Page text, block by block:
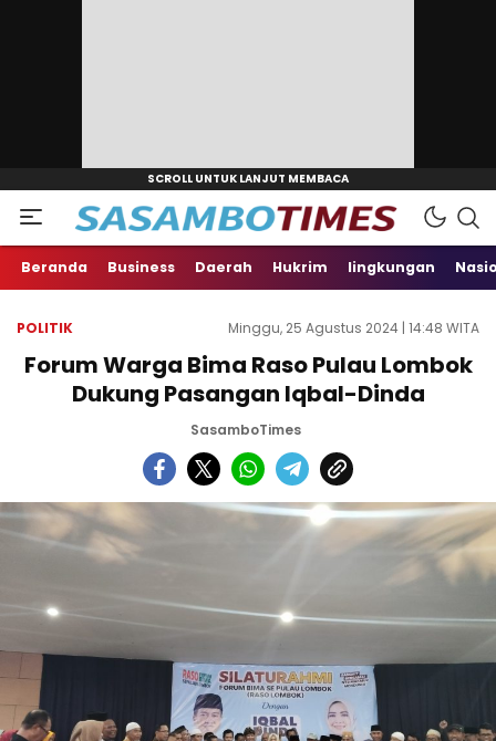
Beranda Business Daerah Hukrim lingkungan
POLITIK Minggu, 25 Agustus 2024 | 14:48 WITA
Forum Warga Bima Raso Pulau Lombok
Dukung Pasangan Iqbal-Dinda
SasamboTimes